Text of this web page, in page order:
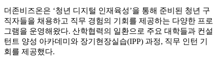
더존비즈온은 ‘청년 디지털 인재육성’을 통해 준비된 청년 구
직자들을 채용하고 직무 경험의 기회를 제공하는 다양한 프로
그램을 운영해왔다. 산학협력의 일환으로 주요 대학들과 컨설
턴트 양성 아카데미와 장기현장실습(IPP) 과정, 직무 인턴 기
회를 제공했다.